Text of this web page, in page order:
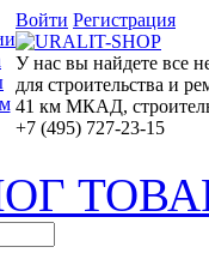
Войти Регистрация
У нас вы найдете все
для строительства и
41 км МКАД,
+7 (495) 727-23-15